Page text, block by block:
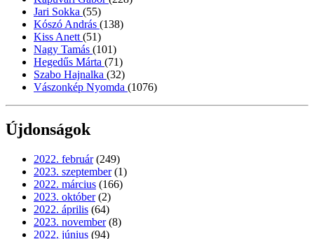
Jari Sokka (55)
Kószó András (138)
Kiss Anett (51)
Nagy Tamás (101)
Hegedűs Márta (71)
Szabo Hajnalka (32)
Vászonkép Nyomda (1076)
Újdonságok
2022. február (249)
2023. szeptember (1)
2022. március (166)
2023. október (2)
2022. április (64)
2023. november (8)
2022. június (94)